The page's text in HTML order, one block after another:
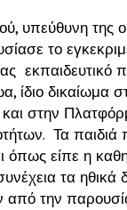
υπεύθυνη της
το
εκπαιδευτικό
ίδιο δικαίωμα
και στην
Τα
όπως είπε η
τα ηθικά
από την